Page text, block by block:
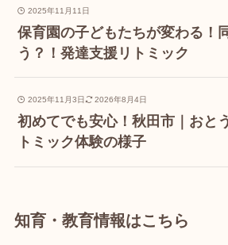
2025年11月11日
保育園の子どもたちが変わる！
う？！発達支援リトミック
2025年11月3日 2026年8月4日
初めてでも安心！秋田市｜おと
トミック体験の様子
知育・教育情報はこちら